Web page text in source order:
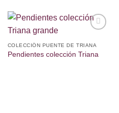
a la
lista de
deseos
COLECCIÓN PUENTE DE TRIANA
Pendientes colección Triana